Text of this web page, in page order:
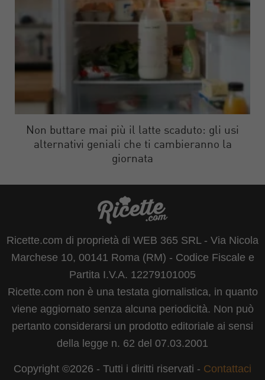
Non buttare mai più il latte scaduto: gli usi
alternativi geniali che ti cambieranno la
giornata
Ricette.com di proprietà di WEB 365 SRL - Via Nicola
Marchese 10, 00141 Roma (RM) - Codice Fiscale e
Partita I.V.A. 12279101005
Ricette.com non è una testata giornalistica, in quanto
viene aggiornato senza alcuna periodicità. Non può
pertanto considerarsi un prodotto editoriale ai sensi
della legge n. 62 del 07.03.2001
Copyright ©2026 - Tutti i diritti riservati - Contattaci